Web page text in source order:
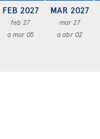
FEB 2027
feb 27
a mar 05
MAR 2027
mar 27
a abr 02